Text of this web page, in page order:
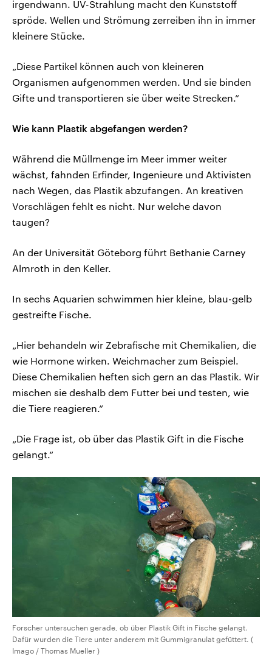
irgendwann. UV-Strahlung macht den Kunststoff
spröde. Wellen und Strömung zerreiben ihn in immer
kleinere Stücke.
„Diese Partikel können auch von kleineren
Organismen aufgenommen werden. Und sie binden
Gifte und transportieren sie über weite Strecken.“
Wie kann Plastik abgefangen werden?
Während die Müllmenge im Meer immer weiter
wächst, fahnden Erfinder, Ingenieure und Aktivisten
nach Wegen, das Plastik abzufangen. An kreativen
Vorschlägen fehlt es nicht. Nur welche davon
taugen?
An der Universität Göteborg führt Bethanie Carney
Almroth in den Keller.
In sechs Aquarien schwimmen hier kleine, blau-gelb
gestreifte Fische.
„Hier behandeln wir Zebrafische mit Chemikalien, die
wie Hormone wirken. Weichmacher zum Beispiel.
Diese Chemikalien heften sich gern an das Plastik. Wir
mischen sie deshalb dem Futter bei und testen, wie
die Tiere reagieren.“
„Die Frage ist, ob über das Plastik Gift in die Fische
gelangt.“
Forscher untersuchen gerade, ob über Plastik Gift in Fische gelangt.
Dafür wurden die Tiere unter anderem mit Gummigranulat gefüttert. (
Imago / Thomas Mueller )